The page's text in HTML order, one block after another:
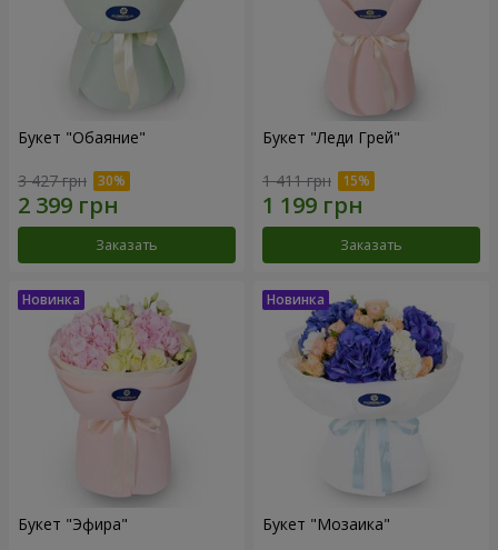
Букет "Обаяние"
3 427 грн
Заказать
Букет "Леди Грей"
1 411 грн
Заказать
Букет "Эфира" Букет "Мозаика"